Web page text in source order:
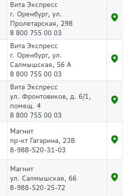
Вита Экспресс
г. Оренбург, ул.
Пролетарская, 298
8 800 755 00 03
Вита Экспресс
г. Оренбург, ул.
Салмышская, 56 А
8 800 755 00 03
Вита Экспресс
ул. Фронтовиков, д. 6/1,
помещ. 4
8 800 755 00 03
Магнит
пр-кт Гагарина, 23В
8-988-520-31-03
Магнит
ул. Салмышская, 66
8-988-520-25-72